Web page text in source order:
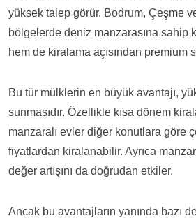
yüksek talep görür. Bodrum, Çeşme
bölgelerde deniz manzarasına sahip
hem de kiralama açısından premium
Bu tür mülklerin en büyük avantajı,
sunmasıdır. Özellikle kısa dönem
manzaralı evler diğer konutlara göre
fiyatlardan kiralanabilir. Ayrıca
değer artışını da doğrudan etkiler.
Ancak bu avantajların yanında bazı